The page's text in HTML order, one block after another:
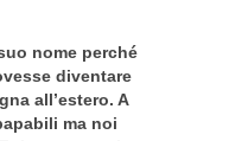
nome perché
diventare
all’estero. A
ma noi